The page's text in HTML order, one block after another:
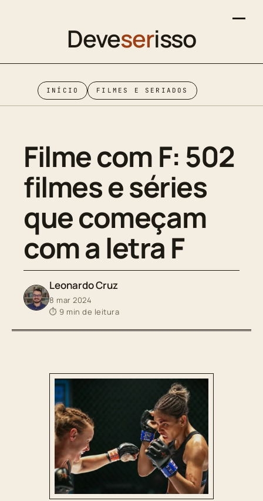
Deveserisso
INÍCIO FILMES E SERIADOS
Filme com F: 502
filmes e séries
que começam
com a letra F
Leonardo Cruz
8 mar 2024
⏱ 9 min de leitura